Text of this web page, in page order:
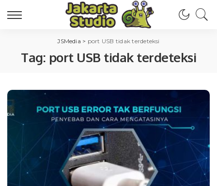
JSMedia > port USB tidak terdeteksi
Tag: port USB tidak terdeteksi